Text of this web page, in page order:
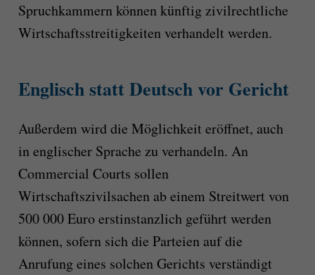
Spruchkammern können künftig zivilrechtliche
Wirtschaftsstreitigkeiten verhandelt werden.
Englisch statt Deutsch vor Gericht
Außerdem wird die Möglichkeit eröffnet, auch
in englischer Sprache zu verhandeln. An
Commercial Courts sollen
Wirtschaftszivilsachen ab einem Streitwert von
500 000 Euro erstinstanzlich geführt werden
können, sofern sich die Parteien auf die
Anrufung eines solchen Gerichts verständigt